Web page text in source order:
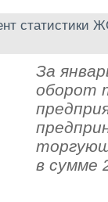
статистики
За
оборот
в сумме